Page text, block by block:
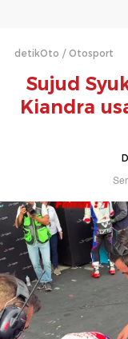
detikOto Otosport
Sujud
Kiandra